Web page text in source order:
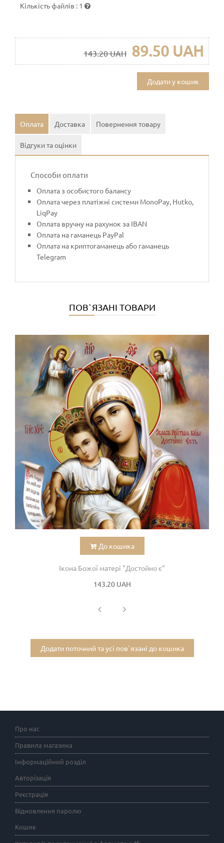
Кількість файлів : 1
143.20 UAH 89.50 UAH
Додати у кошик
Оплата Доставка Повернення товару
Відгуки та оцінки
Способи оплати
Оплата з особистого балансу
Оплата через платіжні системи MonoPay, Hutko,
LiqPay
Оплата вручну на рахунок за IBAN
Оплата на гаманець PayPal
Оплата на криптогаманець або гаманець
Telegram
ПОВ`ЯЗАНІ ТОВАРИ
До кошика
Ікона Божої матері "Достойно є"
143.20 UAH
Додати поточний та усі пов`язані до кошика
Про нас
Правила магазина
Інформаційний розділ
Авторізація
Реєстрація
Відновлення паролю
Кошик